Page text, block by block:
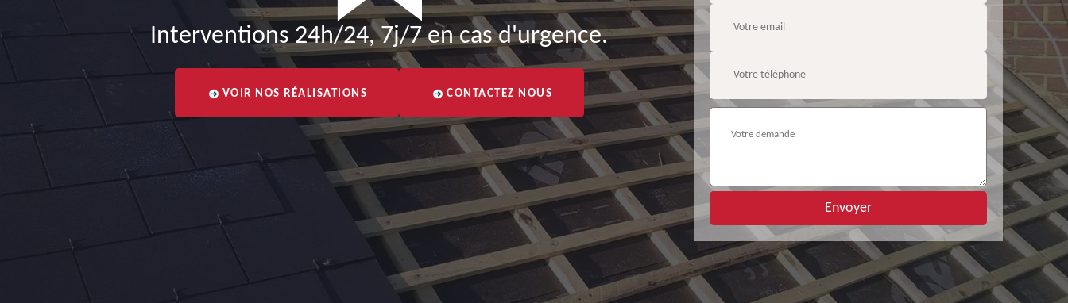
Interventions 24h/24, 7j/7 en cas d'urgence.
VOIR NOS RÉALISATIONS CONTACTEZ NOUS